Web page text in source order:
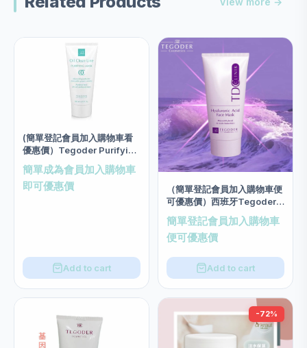
(簡單登記會員加入購物車看
優惠價）Tegoder Purifying
Mask Salon size 200ml
簡單成為會員加入購物車
即可優惠價
Add to cart
（簡單登記會員加入購物車便
可優惠價）西班牙Tegoder
玻尿酸低敏3N面膜 salon
size 200ml
簡單登記會員加入購物車
便可優惠價
Add to cart
-72%